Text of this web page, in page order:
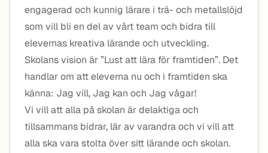
engagerad och kunnig lärare i trä- och metallslöjd
som vill bli en del av vårt team och bidra till
elevernas kreativa lärande och utveckling.
Skolans vision är ”Lust att lära för framtiden”. Det
handlar om att eleverna nu och i framtiden ska
känna: Jag vill, Jag kan och Jag vågar!
Vi vill att alla på skolan är delaktiga och
tillsammans bidrar, lär av varandra och vi vill att
alla ska vara stolta över sitt lärande och skolan.